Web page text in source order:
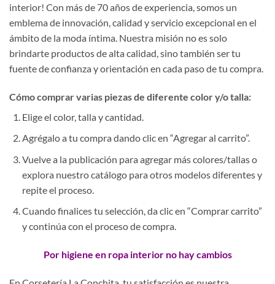
interior! Con más de 70 años de experiencia, somos un
emblema de innovación, calidad y servicio excepcional en el
ámbito de la moda íntima. Nuestra misión no es solo
brindarte productos de alta calidad, sino también ser tu
fuente de confianza y orientación en cada paso de tu compra.
Cómo comprar varias piezas de diferente color y/o talla:
Elige el color, talla y cantidad.
Agrégalo a tu compra dando clic en “Agregar al carrito”.
Vuelve a la publicación para agregar más colores/tallas o
explora nuestro catálogo para otros modelos diferentes y
repite el proceso.
Cuando finalices tu selección, da clic en “Comprar carrito”
y continúa con el proceso de compra.
Por higiene en ropa interior no hay cambios